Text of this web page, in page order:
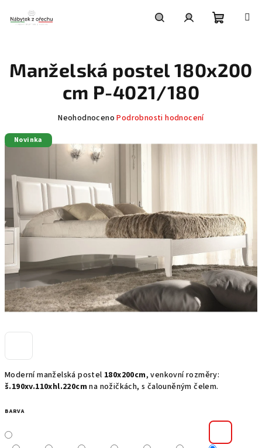
obsah
košík
Moderní manželská postel 180x200cm, venkovní rozměry:
š.190xv.110xhl.220cm na nožičkách, s čalouněným čelem.
BARVA
Manželská postel 180x200
cm P-4021/180
Průměrné
produktu
5
hvězdiček.
Neohodnoceno Podrobnosti hodnocení
Novinka